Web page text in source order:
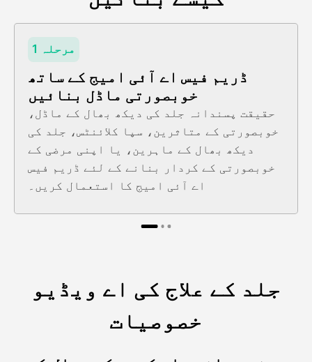
مرحلہ 1
ڈریم فیس اے آئی امیج کے ساتھ
خوبصورتی ماڈل بنائیں
حقیقت پسندانہ جلد کی دیکھ بھال کے ماڈل،
خوبصورتی کے متاثرین، سپا کلائنٹس، جلد کی
دیکھ بھال کے ماہرین، یا اپنی مرضی کے
خوبصورتی کے کردار بنانے کے لئے ڈریم فیس
اے آئی امیج کا استعمال کریں۔
جلد کے علاج کی اے ویڈیو
خصوصیات